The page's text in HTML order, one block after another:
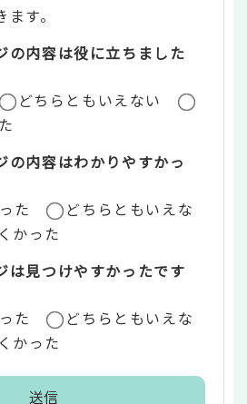
す。
の内容は役に立ちました
どちらともいえない
の内容はわかりやすかっ
た
どちらともいえな
かった
は見つけやすかったです
た
どちらともいえな
かった